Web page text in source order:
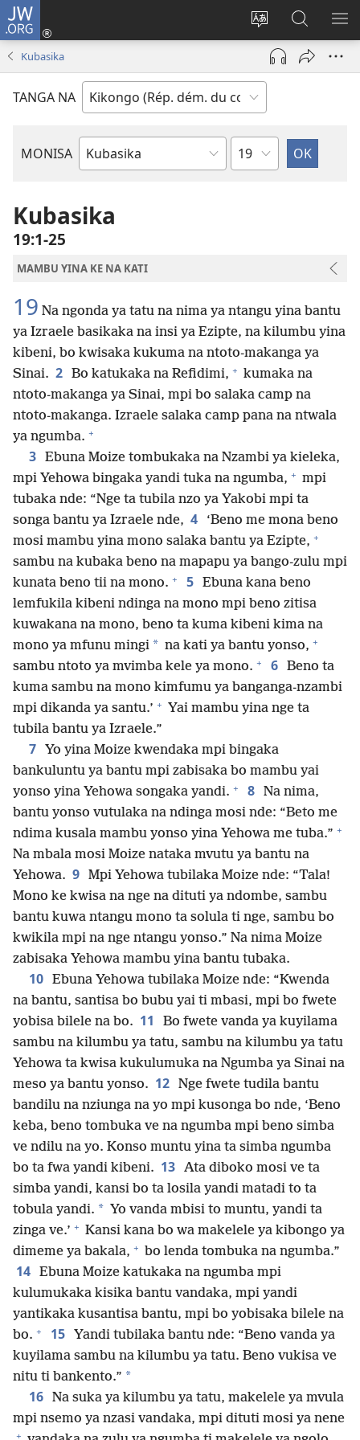
JW.ORG
Soba
ndinga
ya
site
yai
Kukota
(ke
kangula
ya
mpa)
Kusosa
na
JW.ORG
Kubasika
TANGA NA
MONISA
Mikanda
Biblia
Kapu
Kubasika
19:1-25
MAMBU YINA KE NA KATI
19 Na ngonda ya tatu na nima ya ntangu yina bantu
ya Izraele basikaka na insi ya Ezipte, na kilumbu yina
kibeni, bo kwisaka kukuma na ntoto-makanga ya
Sinai. 2 Bo katukaka na Refidimi, + kumaka na
ntoto-makanga ya Sinai, mpi bo salaka camp na
ntoto-makanga. Izraele salaka camp pana na ntwala
ya ngumba. +
3 Ebuna Moize tombukaka na Nzambi ya kieleka,
mpi Yehowa bingaka yandi tuka na ngumba, + mpi
tubaka nde: “Nge ta tubila nzo ya Yakobi mpi ta
songa bantu ya Izraele nde, 4
‘Beno me mona beno
mosi mambu yina mono salaka bantu ya Ezipte, +
sambu na kubaka beno na mapapu ya bango-zulu mpi
kunata beno tii na mono. + 5 Ebuna kana beno
lemfukila kibeni ndinga na mono mpi beno zitisa
kuwakana na mono, beno ta kuma kibeni kima na
mono ya mfunu mingi * na kati ya bantu yonso, +
sambu ntoto ya mvimba kele ya mono. + 6 Beno ta
kuma sambu na mono kimfumu ya banganga-nzambi
mpi dikanda ya santu.’ + Yai mambu yina nge ta
tubila bantu ya Izraele.”
7
Yo yina Moize kwendaka mpi bingaka
bankuluntu ya bantu mpi zabisaka bo mambu yai
yonso yina Yehowa songaka yandi. + 8 Na nima,
bantu yonso vutulaka na ndinga mosi nde: “Beto me
ndima kusala mambu yonso yina Yehowa me tuba.” +
Na mbala mosi Moize nataka mvutu ya bantu na
Yehowa. 9 Mpi Yehowa tubilaka Moize nde: “Tala!
Mono ke kwisa na nge na dituti ya ndombe, sambu
bantu kuwa ntangu mono ta solula ti nge, sambu bo
kwikila mpi na nge ntangu yonso.” Na nima Moize
zabisaka Yehowa mambu yina bantu tubaka.
10 Ebuna Yehowa tubilaka Moize nde: “Kwenda
na bantu, santisa bo bubu yai ti mbasi, mpi bo fwete
yobisa bilele na bo. 11
Bo fwete vanda ya kuyilama
sambu na kilumbu ya tatu, sambu na kilumbu ya tatu
Yehowa ta kwisa kukulumuka na Ngumba ya Sinai na
meso ya bantu yonso. 12 Nge fwete tudila bantu
bandilu na nziunga na yo mpi kusonga bo nde, ‘Beno
keba, beno tombuka ve na ngumba mpi beno simba
ve ndilu na yo. Konso muntu yina ta simba ngumba
bo ta fwa yandi kibeni. 13 Ata diboko mosi ve ta
simba yandi, kansi bo ta losila yandi matadi to ta
tobula yandi. * Yo vanda mbisi to muntu, yandi ta
zinga ve.’ + Kansi kana bo wa makelele ya kibongo ya
dimeme ya bakala, + bo lenda tombuka na ngumba.”
14 Ebuna Moize katukaka na ngumba mpi
kulumukaka kisika bantu vandaka, mpi yandi
yantikaka kusantisa bantu, mpi bo yobisaka bilele na
bo. + 15
Yandi tubilaka bantu nde: “Beno vanda ya
kuyilama sambu na kilumbu ya tatu. Beno vukisa ve
nitu ti bankento.” *
16 Na suka ya kilumbu ya tatu, makelele ya mvula
mpi nsemo ya nzasi vandaka, mpi dituti mosi ya nene
+